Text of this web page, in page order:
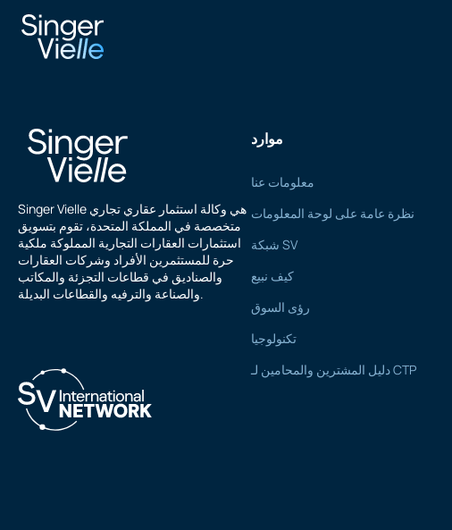
كولي باهال
Singer Vielle هي وكالة استثمار عقاري تجاري
متخصصة في المملكة المتحدة، تقوم بتسويق
استثمارات العقارات التجارية المملوكة ملكية
حرة للمستثمرين الأفراد وشركات العقارات
والصناديق في قطاعات التجزئة والمكاتب
والصناعة والترفيه والقطاعات البديلة.
موارد
معلومات عنا
نظرة عامة على لوحة المعلومات
شبكة SV
كيف نبيع
رؤى السوق
تكنولوجيا
دليل المشترين والمحامين لـ CTP